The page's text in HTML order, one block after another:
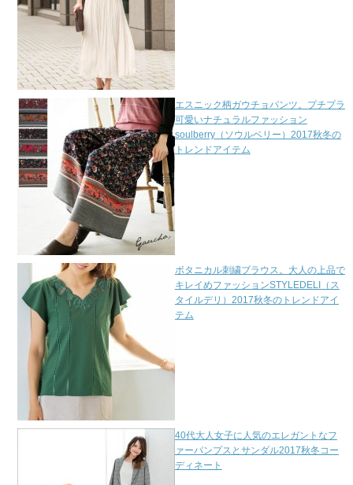
エスニック柄ガウチョパンツ。プチプラ
可愛いナチュラルファッション
soulberry（ソウルベリー）2017秋冬の
トレンドアイテム
ボタニカル刺繍ブラウス。大人の上品で
キレイめファッションSTYLEDELI（ス
タイルデリ）2017秋冬のトレンドアイ
テム
40代大人女子に人気のエレガントなフ
ァーパンプスとサンダル2017秋冬コー
ディネート